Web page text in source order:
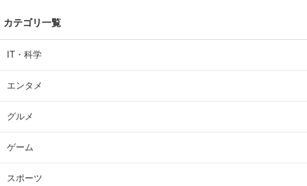
カテゴリ一覧
IT・科学
エンタメ
グルメ
ゲーム
スポーツ